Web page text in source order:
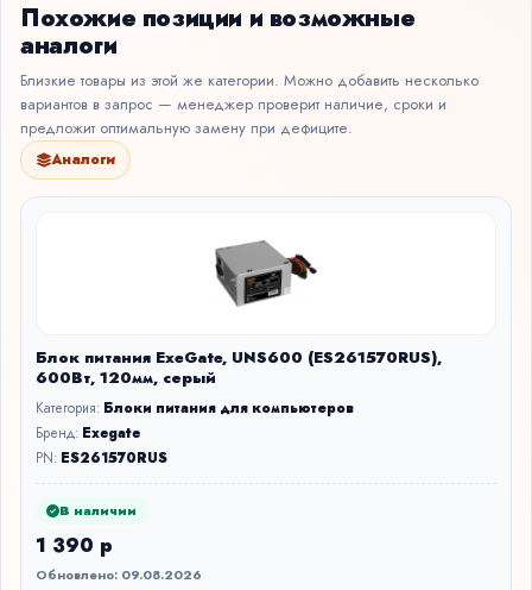
Похожие позиции и возможные
аналоги
Близкие товары из этой же категории. Можно добавить несколько
вариантов в запрос — менеджер проверит наличие, сроки и
предложит оптимальную замену при дефиците.
Аналоги
Блок питания ExeGate, UNS600 (ES261570RUS),
600Вт, 120мм, серый
Категория: Блоки питания для компьютеров
Бренд: Exegate
PN: ES261570RUS
В наличии
1 390 р
Обновлено: 09.08.2026